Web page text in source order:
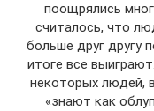
поощрялись
считалось, что
больше друг другу
итоге все
некоторых людей,
«знают как